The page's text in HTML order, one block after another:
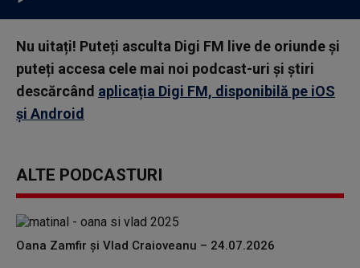
Nu uitați! Puteți asculta Digi FM live de oriunde și
puteți accesa cele mai noi podcast-uri și știri
descărcând aplicația Digi FM, disponibilă pe iOS
și Android
ALTE PODCASTURI
Oana Zamfir și Vlad Craioveanu – 24.07.2026